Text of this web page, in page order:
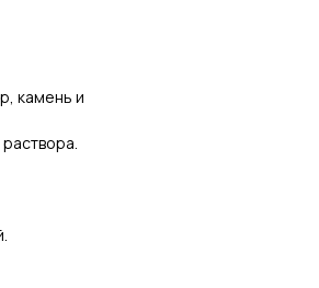
камень и